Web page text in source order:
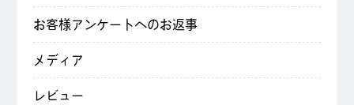
お客様アンケートへのお返事
メディア
レビュー